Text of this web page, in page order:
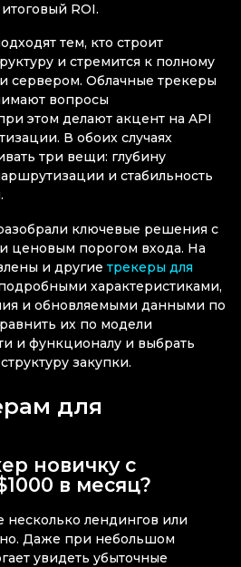
ROI.
тем, кто строит
и стремится к полному
сервером. Облачные трекеры
вопросы
этом делают акцент на API
В обоих случаях
три вещи: глубину
и стабильность
ключевые решения с
ценовым порогом входа. На
и другие трекеры для
характеристиками,
и обновляемыми данными по
их по модели
и функционалу и выбрать
закупки.
для
новичку с
в месяц?
несколько лендингов или
Даже при небольшом
увидеть убыточные